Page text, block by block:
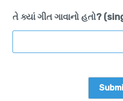
તે ક્યાં ગીત ગાવાનો હતો?